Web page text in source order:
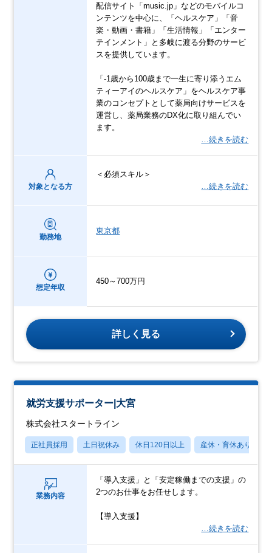
配信サイト「music.jp」などのモバイルコ
ンテンツを中心に、「ヘルスケア」「音
楽・動画・書籍」「生活情報」「エンター
テインメント」と多岐に渡る分野のサービ
スを提供しています。
「-1歳から100歳まで一生に寄り添うエム
ティーアイのヘルスケア」をヘルスケア事
業のコンセプトとして薬局向けサービスを
運営し、薬局業務のDX化に取り組んでい
ます。
…続きを読む
対象となる方
＜必須スキル＞
…続きを読む
勤務地
東京都
想定年収
450～700万円
詳しく見る
就労支援サポーター|大宮
株式会社スタートライン
正社員採用 土日祝休み 休日120日以上 産休・育休あり
業務内容
「導入支援」と「安定稼働までの支援」の
2つのお仕事をお任せします。
【導入支援】
…続きを読む